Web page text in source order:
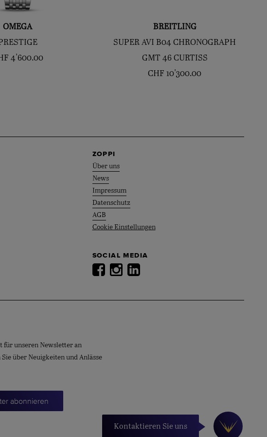
OMEGA
4'600.00
BREITLING
SUPER AVI B04 CHRONOGRAPH
GMT 46 CURTISS
CHF 10'300.00
Kontaktieren Sie uns
ZOPPI
Über uns
News
Impressum
Datenschutz
AGB
Cookie Einstellungen
SOCIAL MEDIA
für unseren Newsletter an
über Neuigkeiten und Anlässe
abonnieren